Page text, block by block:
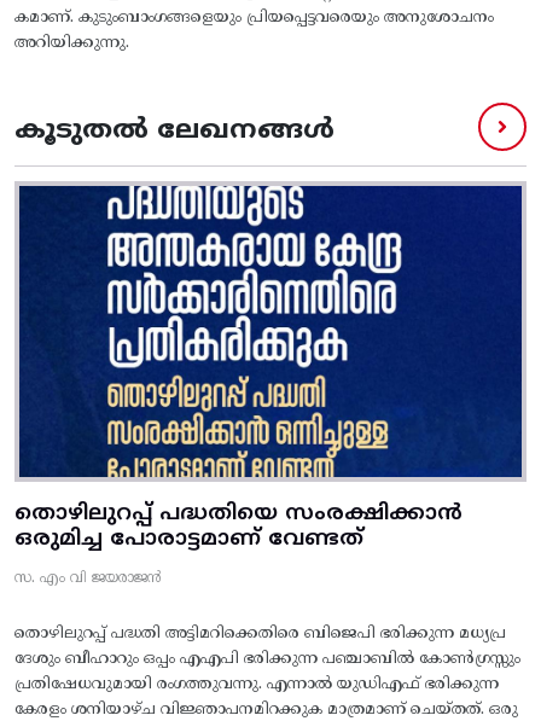
കമാണ്. കുടുംബാംഗങ്ങളെയും പ്രിയപ്പെട്ടവരെയും അനുശോചനം
അറിയിക്കുന്നു.
കൂടുതൽ ലേഖനങ്ങൾ
തൊഴിലുറപ്പ് പദ്ധതിയെ സംരക്ഷിക്കാൻ
ഒരുമിച്ച പോരാട്ടമാണ് വേണ്ടത്
സ. എം വി ജയരാജൻ
തൊഴിലുറപ്പ് പദ്ധതി അട്ടിമറിക്കെതിരെ ബിജെപി ഭരിക്കുന്ന മധ്യപ്ര
ദേശും ബീഹാറും ഒപ്പം എഎപി ഭരിക്കുന്ന പഞ്ചാബിൽ കോൺഗ്രസ്സും
പ്രതിഷേധവുമായി രംഗത്തുവന്നു. എന്നാൽ യുഡിഎഫ് ഭരിക്കുന്ന
കേരളം ശനിയാഴ്ച വിജ്ഞാപനമിറക്കുക മാത്രമാണ് ചെയ്തത്. ഒരു